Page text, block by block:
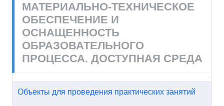
МАТЕРИАЛЬНО-ТЕХНИЧЕСКОЕ
ОБЕСПЕЧЕНИЕ И
ОСНАЩЕННОСТЬ
ОБРАЗОВАТЕЛЬНОГО
ПРОЦЕССА. ДОСТУПНАЯ СРЕДА
Объекты для проведения практических занятий